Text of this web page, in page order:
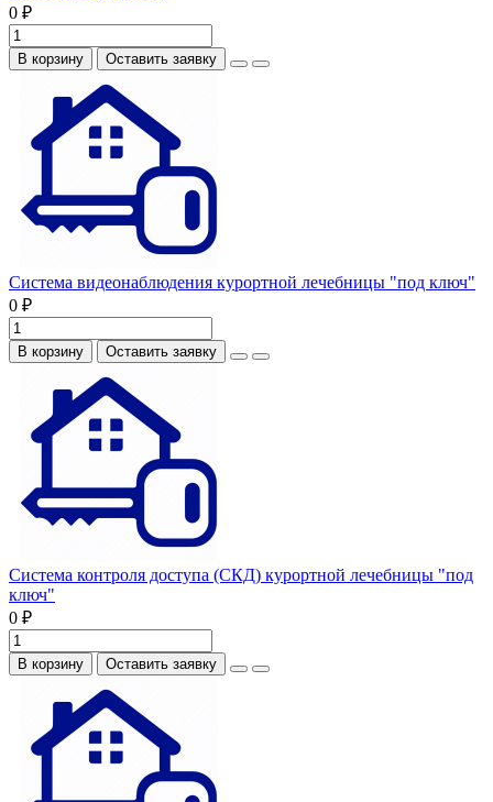
0 ₽
В корзину Оставить заявку
Система видеонаблюдения курортной лечебницы "под ключ"
0 ₽
В корзину Оставить заявку
Система контроля доступа (СКД) курортной лечебницы "под
ключ"
0 ₽
В корзину Оставить заявку